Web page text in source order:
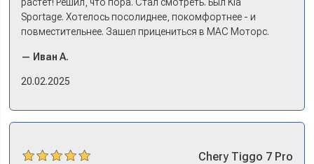
Sportage. Хотелось посолиднее, покомфортнее - и
повместительнее. Зашел прицениться в МАС Моторс.
и прям мое! Даже не скажешь, что «китаец». Прям не
вылезая из него и порешали. Спортэйдж в трейд-ин
— Иван А.
20.02.2025
Chery Tiggo 7 Pro